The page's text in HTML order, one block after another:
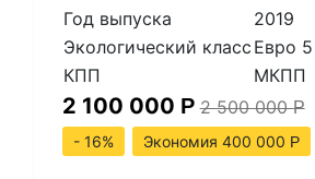
Год выпуска
2019
Экологический класс Евро 5
КПП
МКПП
2 100 000 Р 2 500 000Р
- 16%
Экономия 400 000 Р